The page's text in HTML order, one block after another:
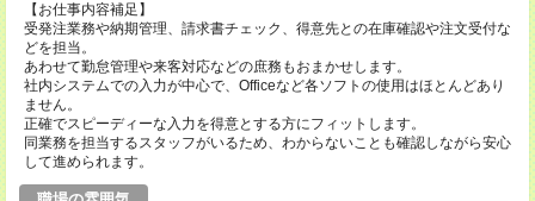
【お仕事内容補足】
受発注業務や納期管理、請求書チェック、得意先との在庫確認や注文受付な
どを担当。
あわせて勤怠管理や来客対応などの庶務もおまかせします。
社内システムでの入力が中心で、Officeなど各ソフトの使用はほとんどあり
ません。
正確でスピーディーな入力を得意とする方にフィットします。
同業務を担当するスタッフがいるため、わからないことも確認しながら安心
して進められます。